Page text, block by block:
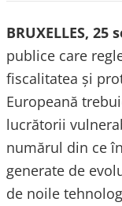
BRUXELLES,
publice care
fiscalitatea și
Europeană
lucrătorii
numărul din ce
generate de
de noile